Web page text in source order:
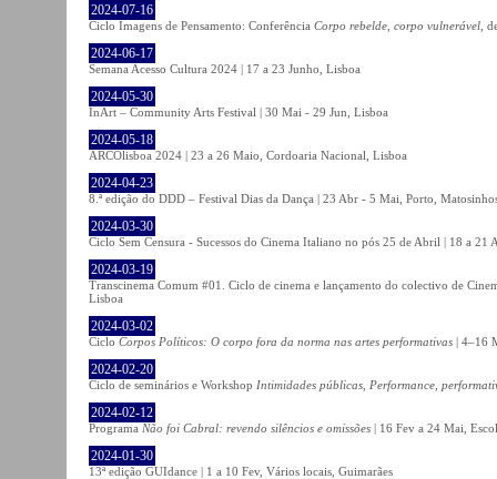
2024-07-16
Ciclo Imagens de Pensamento: Conferência Corpo rebelde, corpo vulnerável ,
2024-06-17
Semana Acesso Cultura 2024 | 17 a 23 Junho, Lisboa
2024-05-30
InArt – Community Arts Festival | 30 Mai - 29 Jun, Lisboa
2024-05-18
ARCOlisboa 2024 | 23 a 26 Maio, Cordoaria Nacional, Lisboa
2024-04-23
8.ª edição do DDD – Festival Dias da Dança | 23 Abr - 5 Mai, Porto,
2024-03-30
Ciclo Sem Censura - Sucessos do Cinema Italiano no pós 25 de Abril | 18 a
2024-03-19
Transcinema Comum #01. Ciclo de cinema e lançamento do colectivo de
Lisboa
2024-03-02
Ciclo Corpos Políticos: O corpo fora da norma nas artes performativas | 4–16
2024-02-20
Ciclo de seminários e Workshop Intimidades públicas, Performance,
2024-02-12
Programa Não foi Cabral: revendo silêncios e omissões | 16 Fev a 24 Mai,
2024-01-30
13ª edição GUIdance | 1 a 10 Fev, Vários locais, Guimarães